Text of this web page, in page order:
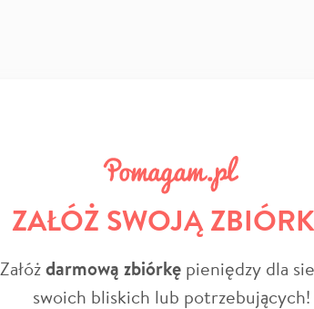
ZAŁÓŻ SWOJĄ
Załóżdarmową zbiórkępieniędzy dla
swoich bliskich lub potrzebujących!